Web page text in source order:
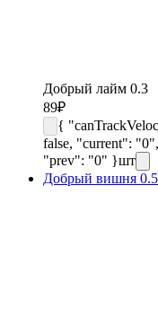
Добрый лайм 0.3
89₽
{
false, "current":
"prev": "0" }шт
Добрый вишня